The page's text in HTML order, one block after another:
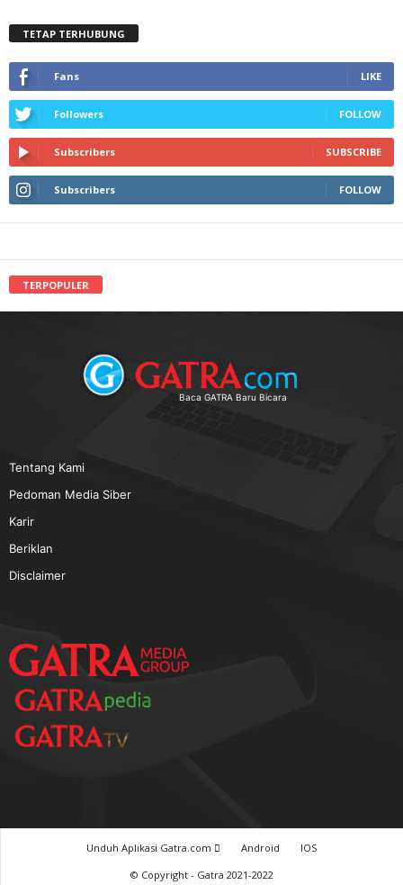
TETAP TERHUBUNG
Fans LIKE
Followers FOLLOW
Subscribers SUBSCRIBE
Subscribers FOLLOW
TERPOPULER
Baca GATRA Baru Bicara